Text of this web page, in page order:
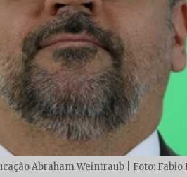
Abraham Weintraub | Foto: